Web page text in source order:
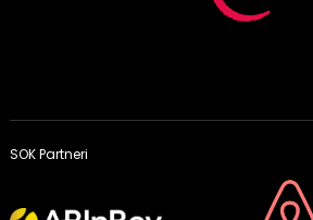
SOK Partneri